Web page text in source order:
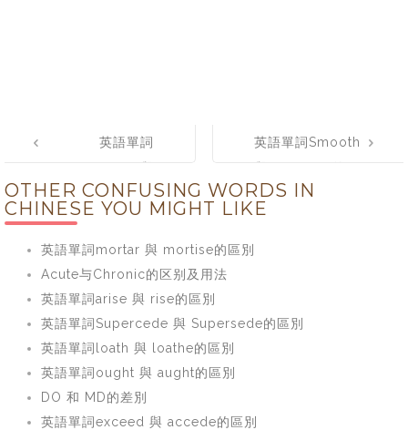
navigation
英語單詞
Prior的區別
英語單詞Smooth
別
OTHER CONFUSING WORDS IN
CHINESE YOU MIGHT LIKE
英語單詞mortar 與 mortise的區別
Acute与Chronic的区别及用法
英語單詞arise 與 rise的區別
英語單詞Supercede 與 Supersede的區別
英語單詞loath 與 loathe的區別
英語單詞ought 與 aught的區別
DO 和 MD的差別
英語單詞exceed 與 accede的區別